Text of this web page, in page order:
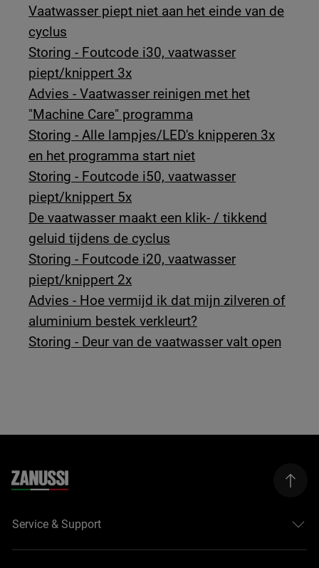
Vaatwasser piept niet aan het einde van de
cyclus
Storing - Foutcode i30, vaatwasser
piept/knippert 3x
Advies - Vaatwasser reinigen met het
"Machine Care" programma
Storing - Alle lampjes/LED's knipperen 3x
en het programma start niet
Storing - Foutcode i50, vaatwasser
piept/knippert 5x
De vaatwasser maakt een klik- / tikkend
geluid tijdens de cyclus
Storing - Foutcode i20, vaatwasser
piept/knippert 2x
Advies - Hoe vermijd ik dat mijn zilveren of
aluminium bestek verkleurt?
Storing - Deur van de vaatwasser valt open
Service & Support